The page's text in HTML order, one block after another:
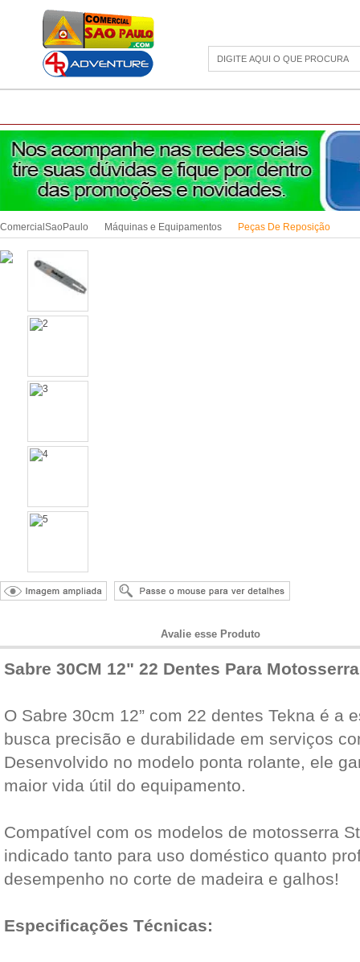
ComercialSaoPaulo Máquinas e Equipamentos Peças De Reposição
Avalie esse Produto
Sabre 30CM 12" 22 Dentes Para
O Sabre 30cm 12” com 22 dentes Tekna é a
busca precisão e durabilidade em serviços
Desenvolvido no modelo ponta rolante, ele
maior vida útil do equipamento.
Compatível com os modelos de motosserra
indicado tanto para uso doméstico quanto
desempenho no corte de madeira e galhos!
Especificações Técnicas: